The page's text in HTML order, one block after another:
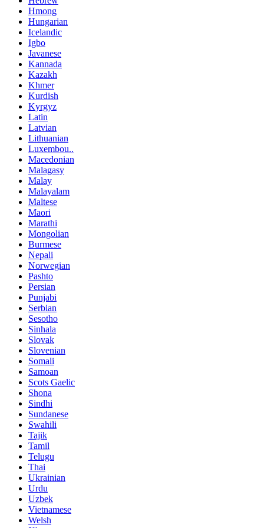
Hmong
Hungarian
Icelandic
Igbo
Javanese
Kannada
Kazakh
Khmer
Kurdish
Kyrgyz
Latin
Latvian
Lithuanian
Luxembou..
Macedonian
Malagasy
Malay
Malayalam
Maltese
Maori
Marathi
Mongolian
Burmese
Nepali
Norwegian
Pashto
Persian
Punjabi
Serbian
Sesotho
Sinhala
Slovak
Slovenian
Somali
Samoan
Scots Gaelic
Shona
Sindhi
Sundanese
Swahili
Tajik
Tamil
Telugu
Thai
Ukrainian
Urdu
Uzbek
Vietnamese
Welsh